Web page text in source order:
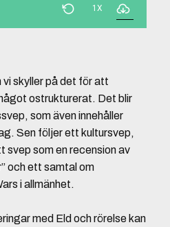
1X
vi skyller på det för att
ostrukturerat. Det blir
som även innehåller
Sen följer ett kultursvep,
svep som en recension av
och ett samtal om
i allmänhet.
med Eld och rörelse kan